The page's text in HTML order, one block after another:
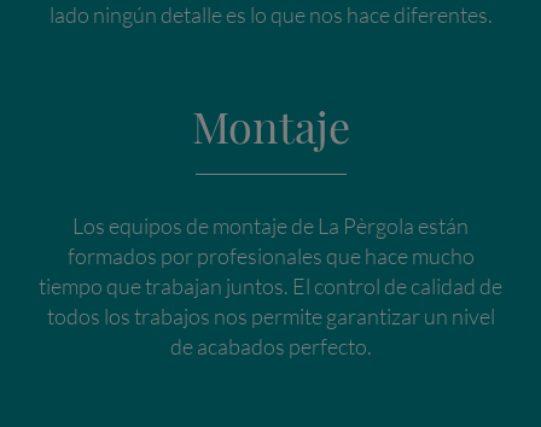
lado ningún detalle es lo que nos hace diferentes.
Montaje
Los equipos de montaje de La Pèrgola están
formados por profesionales que hace mucho
tiempo que trabajan juntos. El control de calidad de
todos los trabajos nos permite garantizar un nivel
de acabados perfecto.